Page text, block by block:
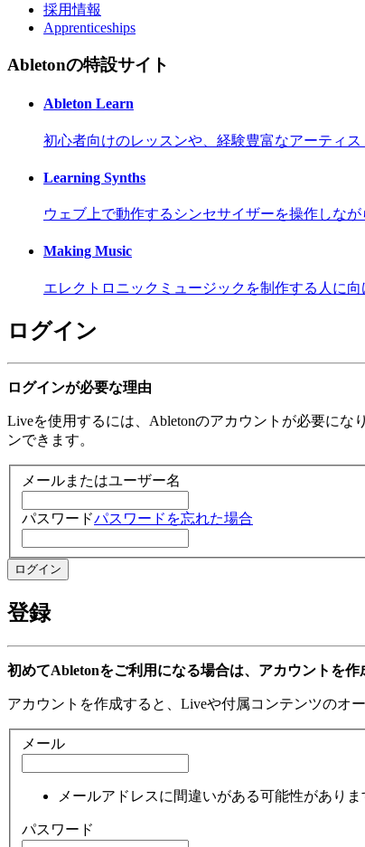
採用情報
Apprenticeships
Abletonの特設サイト
Ableton Learn
初心者向けのレッスンや、経験豊富なアーティ
Learning Synths
ウェブ上で動作するシンセサイザーを操作しな
Making Music
エレクトロニックミュージックを制作する人に
ログイン
ログインが必要な理由
Liveを使用するには、Abletonのアカウントが必要に
ンできます。
メールまたはユーザー名
パスワードパスワードを忘れた場合
登録
初めてAbletonをご利用になる場合は、アカウントを作
アカウントを作成すると、Liveや付属コンテンツのオ
メール
メールアドレスに間違いがある可能性がありま
パスワード